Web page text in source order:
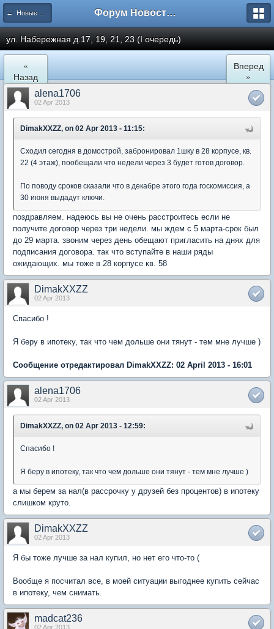
← Новые Водники Форум Новостройки
ул. Набережная д.17, 19, 21, 23 (I очередь)
«
Назад
Вперед
»
alena1706
02 Apr 2013
DimakXXZZ, on 02 Apr 2013 - 11:15:
Сходил сегодня в домострой, забронировал 1шку в 28 корпусе, кв.
22 (4 этаж), пообещали что недели через 3 будет готов договор.
По поводу сроков сказали что в декабре этого года госкомиссия, а
30 июня выдадут ключи.
поздравляем. надеюсь вы не очень расстроитесь если не
получите договор через три недели. мы ждем с 5 марта-срок был
до 29 марта. звоним через день обещают пригласить на днях для
подписания договора. так что вступайте в наши ряды
ожидающих. мы тоже в 28 корпусе кв. 58
DimakXXZZ
02 Apr 2013
Спасибо !
Я беру в ипотеку, так что чем дольше они тянут - тем мне лучше )
Сообщение отредактировал DimakXXZZ: 02 April 2013 - 16:01
alena1706
02 Apr 2013
DimakXXZZ, on 02 Apr 2013 - 12:59:
Спасибо !
Я беру в ипотеку, так что чем дольше они тянут - тем мне лучше )
а мы берем за нал(в рассрочку у друзей без процентов) в ипотеку
слишком круто.
DimakXXZZ
02 Apr 2013
Я бы тоже лучше за нал купил, но нет его что-то (
Вообще я посчитал все, в моей ситуации выгоднее купить сейчас
в ипотеку, чем снимать.
madcat236
02 Apr 2013